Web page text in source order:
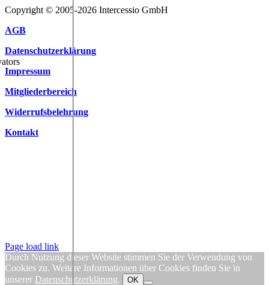
Copyright © 2005-2026 Intercessio GmbH
AGB
Datenschutzerklärung
Impressum
Mitgliederbereich
Widerrufsbelehrung
Kontakt
Page load link
Durch Nutzung dieser Website stimmen Sie der Verwendung von
Cookies zu. Weitere Informationen über Cookies finden Sie in
unserer Datenschutzerklärung. OK